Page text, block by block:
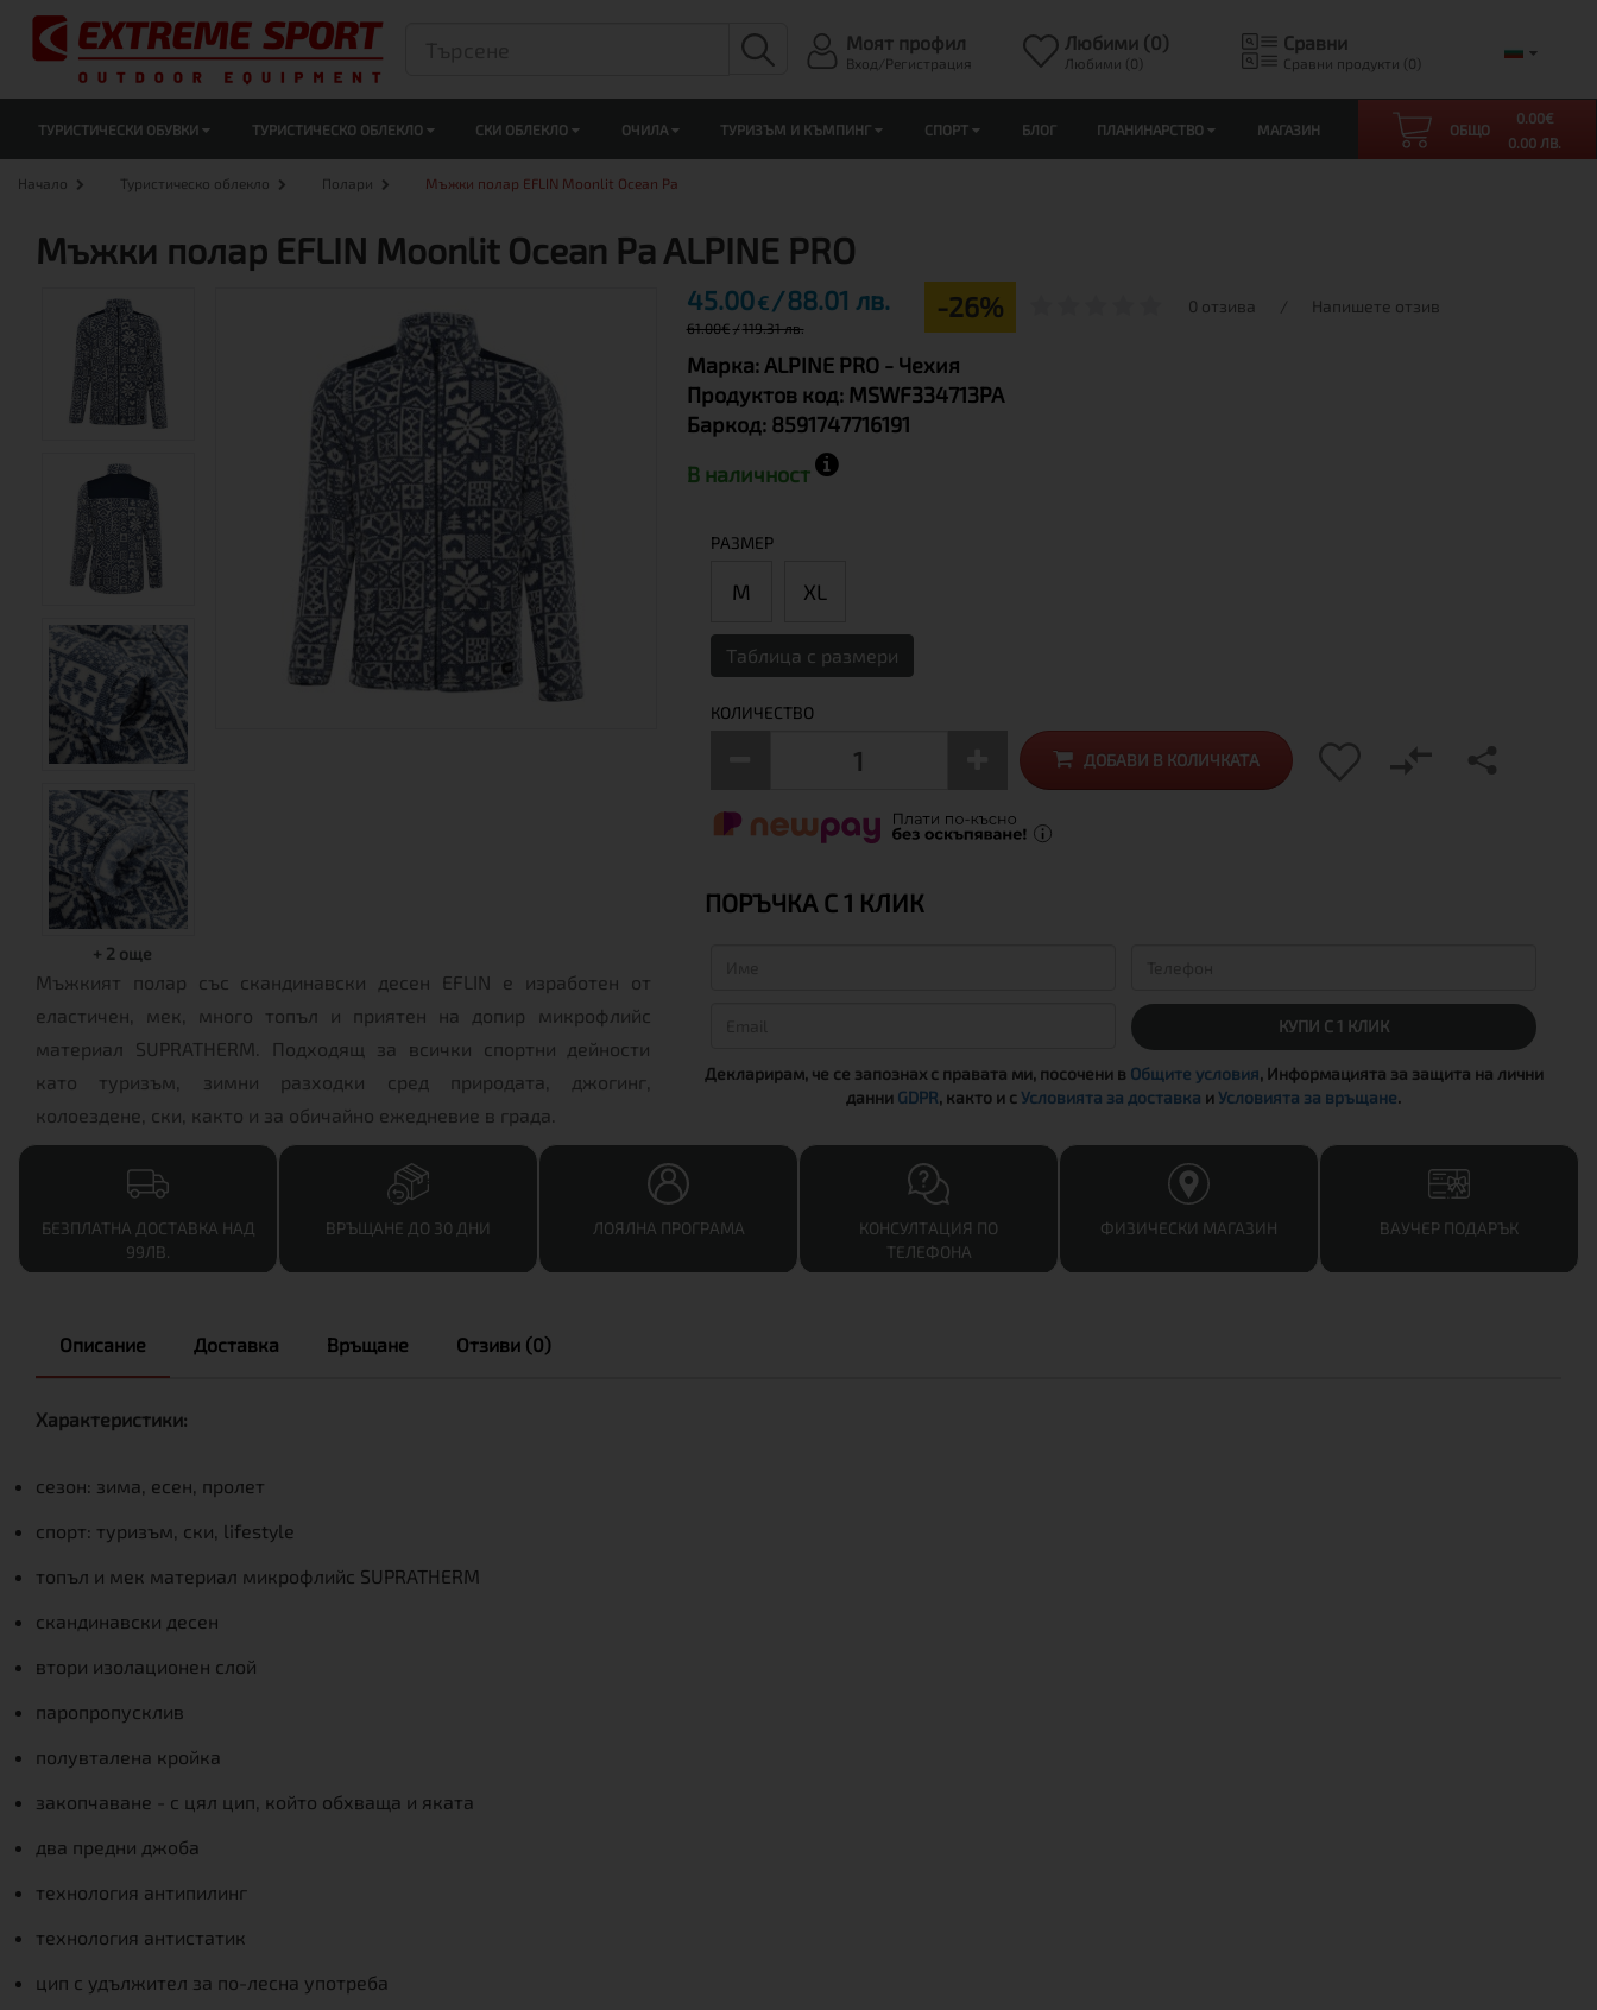
Моят профил
Вход/Регистрация
Любими (0)
Любими (0)
Сравни
Сравни продукти (0)
ТУРИСТИЧЕСКИ ОБУВКИ ТУРИСТИЧЕСКО ОБЛЕКЛО СКИ ОБЛЕКЛО ОЧИЛА ТУРИЗЪМ И КЪМПИНГ СПОРТ БЛОГ ПЛАНИНАРСТВО МАГАЗИН ОБЩО
0.00€
0.00 ЛВ.
Начало Туристическо облекло Полари Мъжки полар EFLIN Moonlit Ocean Pa
Мъжки полар EFLIN Moonlit Ocean Pa ALPINE PRO
+ 2 още
Мъжкият полар със скандинавски десен EFLIN е изработен от
еластичен, мек, много топъл и приятен на допир микрофлийс
материал SUPRATHERM. Подходящ за всички спортни дейности
като туризъм, зимни разходки сред природата, джогинг,
колоездене, ски, както и за обичайно ежедневие в града.
45.00€ 88.01 лв.
61.00€ 119.31 лв.
-26% 0 отзива / Напишете отзив
Марка: ALPINE PRO - Чехия
Продуктов код: MSWF334713PA
Баркод: 8591747716191
В наличност
РАЗМЕР
М XL
Таблица с размери
КОЛИЧЕСТВО
ДОБАВИ В КОЛИЧКАТА
ПОРЪЧКА С 1 КЛИК
КУПИ С 1 КЛИК
Декларирам, че се запознах с правата ми, посочени в Общите условия, Информацията за защита на лични
данни GDPR, както и сУсловията за доставка иУсловията за връщане.
БЕЗПЛАТНА ДОСТАВКА НАД
99ЛВ.
ВРЪЩАНЕ ДО 30 ДНИ ЛОЯЛНА ПРОГРАМА
КОНСУЛТАЦИЯ ПО
ТЕЛЕФОНА
ФИЗИЧЕСКИ МАГАЗИН ВАУЧЕР ПОДАРЪК
Описание Доставка Връщане Отзиви (0)
Характеристики:
сезон: зима, есен, пролет
спорт: туризъм, ски, lifestyle
топъл и мек материал микрофлийс SUPRATHERM
скандинавски десен
втори изолационен слой
паропропусклив
полувталена кройка
закопчаване - с цял цип, който обхваща и яката
два предни джоба
технология антипилинг
технология антистатик
цип с удължител за по-лесна употреба